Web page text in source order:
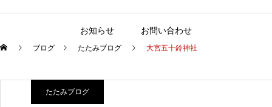
お知らせ お問い合わせ
ブログ たたみブログ 大宮五十鈴神社
たたみブログ